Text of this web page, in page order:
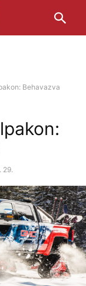
Behavazva
29.